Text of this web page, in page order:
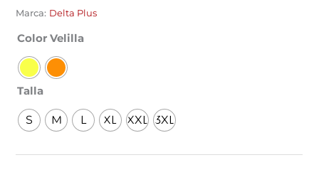
Marca: Delta Plus
Color Velilla
Talla
S M L XL XXL 3XL